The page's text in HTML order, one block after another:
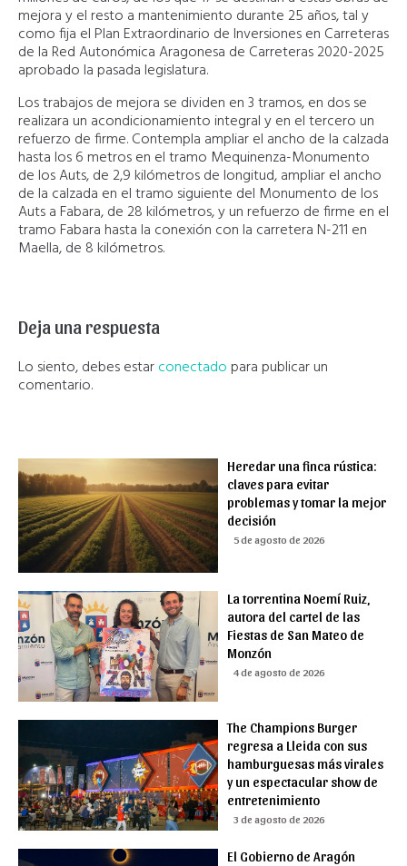
mejora y el resto a mantenimiento durante 25 años, tal y
como fija el Plan Extraordinario de Inversiones en Carreteras
de la Red Autonómica Aragonesa de Carreteras 2020-2025
aprobado la pasada legislatura.
Los trabajos de mejora se dividen en 3 tramos, en dos se
realizara un acondicionamiento integral y en el tercero un
refuerzo de firme. Contempla ampliar el ancho de la calzada
hasta los 6 metros en el tramo Mequinenza-Monumento
de los Auts, de 2,9 kilómetros de longitud, ampliar el ancho
de la calzada en el tramo siguiente del Monumento de los
Auts a Fabara, de 28 kilómetros, y un refuerzo de firme en el
tramo Fabara hasta la conexión con la carretera N-211 en
Maella, de 8 kilómetros.
Deja una respuesta
Lo siento, debes estarconectado para publicar un
comentario.
Heredar una finca rústica:
claves para evitar
problemas y tomar la mejor
decisión
5 de agosto de 2026
La torrentina Noemí Ruiz,
autora del cartel de las
Fiestas de San Mateo de
Monzón
4 de agosto de 2026
The Champions Burger
regresa a Lleida con sus
hamburguesas más virales
y un espectacular show de
entretenimiento
3 de agosto de 2026
El Gobierno de Aragón